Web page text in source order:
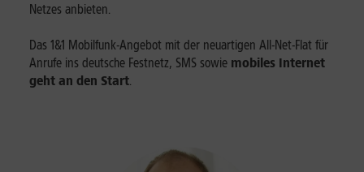
Netzes anbieten.
Das 1&1 Mobilfunk-Angebot mit der neuartigen All-Net-Flat für
Anrufe ins deutsche Festnetz, SMS sowie mobiles Internet
geht an den Start.